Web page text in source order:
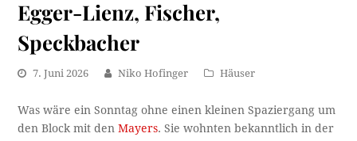
Egger-Lienz, Fischer,
Speckbacher
7. Juni 2026 Niko Hofinger Häuser
Was wäre ein Sonntag ohne einen kleinen Spaziergang um
den Block mit denMayers. Sie wohnten bekanntlich in der